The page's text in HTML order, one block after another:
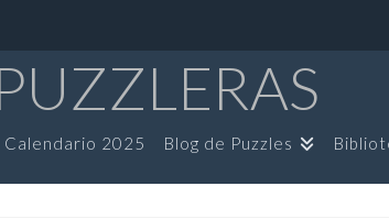
Calendario 2025 Blog de Puzzles